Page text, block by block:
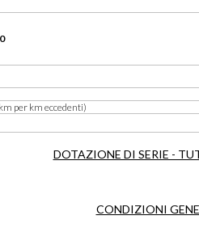
per km eccedenti)
DOTAZIONE DI SERIE -
CONDIZIONI